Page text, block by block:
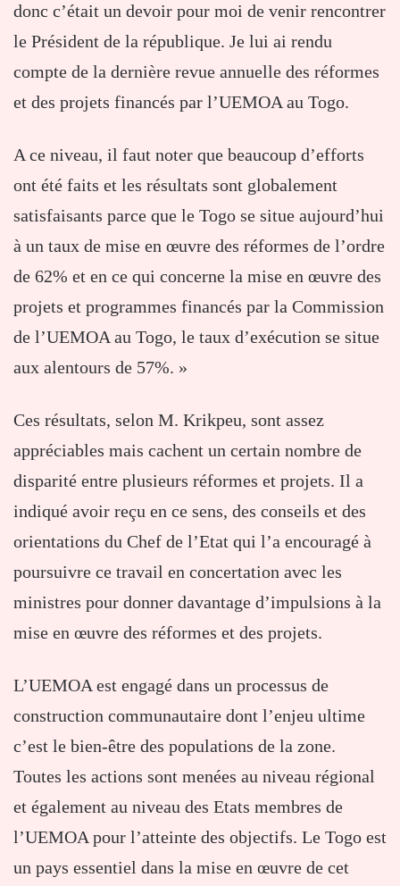
donc c’était un devoir pour moi de venir rencontrer
le Président de la république. Je lui ai rendu
compte de la dernière revue annuelle des réformes
et des projets financés par l’UEMOA au Togo.
A ce niveau, il faut noter que beaucoup d’efforts
ont été faits et les résultats sont globalement
satisfaisants parce que le Togo se situe aujourd’hui
à un taux de mise en œuvre des réformes de l’ordre
de 62% et en ce qui concerne la mise en œuvre des
projets et programmes financés par la Commission
de l’UEMOA au Togo, le taux d’exécution se situe
aux alentours de 57%. »
Ces résultats, selon M. Krikpeu, sont assez
appréciables mais cachent un certain nombre de
disparité entre plusieurs réformes et projets. Il a
indiqué avoir reçu en ce sens, des conseils et des
orientations du Chef de l’Etat qui l’a encouragé à
poursuivre ce travail en concertation avec les
ministres pour donner davantage d’impulsions à la
mise en œuvre des réformes et des projets.
L’UEMOA est engagé dans un processus de
construction communautaire dont l’enjeu ultime
c’est le bien-être des populations de la zone.
Toutes les actions sont menées au niveau régional
et également au niveau des Etats membres de
l’UEMOA pour l’atteinte des objectifs. Le Togo est
un pays essentiel dans la mise en œuvre de cet